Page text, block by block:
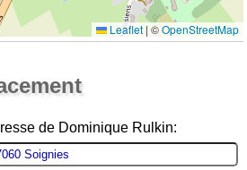
Leaflet | ©OpenStreetMap
de Dominique Rulkin: